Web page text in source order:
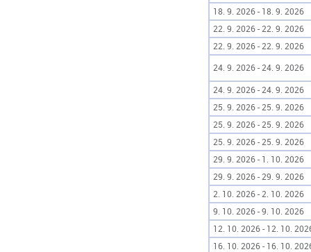
18. 9. 2026 - 18. 9. 2026
22. 9. 2026 - 22. 9. 2026
22. 9. 2026 - 22. 9. 2026
24. 9. 2026 - 24. 9. 2026
24. 9. 2026 - 24. 9. 2026
25. 9. 2026 - 25. 9. 2026
25. 9. 2026 - 25. 9. 2026
25. 9. 2026 - 25. 9. 2026
29. 9. 2026 - 1. 10. 2026
29. 9. 2026 - 29. 9. 2026
2. 10. 2026 - 2. 10. 2026
9. 10. 2026 - 9. 10. 2026
12. 10. 2026 - 12. 10.
16. 10. 2026 - 16. 10.